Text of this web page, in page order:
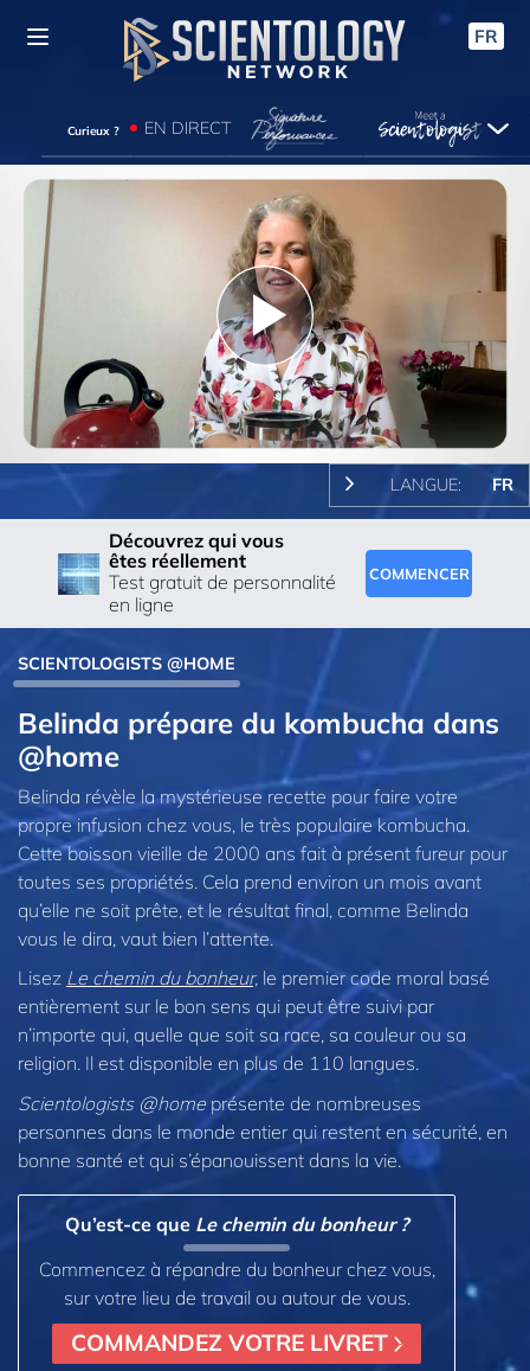
FR
Curieux ? EN DIRECT
Play
Video
LANGUE: FR
Découvrez qui vous
êtes réellement
Test gratuit de personnalité
en ligne
COMMENCER
SCIENTOLOGISTS @HOME
Belinda prépare du kombucha dans
@home
Belinda révèle la mystérieuse recette pour faire votre
propre infusion chez vous, le très populaire kombucha.
Cette boisson vieille de 2000 ans fait à présent fureur pour
toutes ses propriétés. Cela prend environ un mois avant
qu’elle ne soit prête, et le résultat final, comme Belinda
vous le dira, vaut bien l’attente.
Lisez Le chemin du bonheur, le premier code moral basé
entièrement sur le bon sens qui peut être suivi par
n’importe qui, quelle que soit sa race, sa couleur ou sa
religion. Il est disponible en plus de 110 langues.
Scientologists @homeprésente de nombreuses
personnes dans le monde entier qui restent en sécurité, en
bonne santé et qui s’épanouissent dans la vie.
Qu’est-ce que Le chemin du bonheur ?
Commencez à répandre du bonheur chez vous,
sur votre lieu de travail ou autour de vous.
COMMANDEZ VOTRE LIVRET